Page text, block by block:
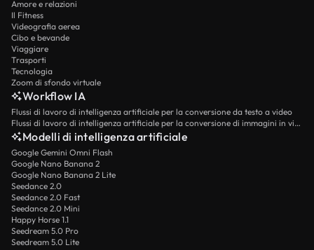
Amore e relazioni
Il Fitness
Videografia aerea
Cibo e bevande
Viaggiare
Trasporti
Tecnologia
Zoom di sfondo virtuale
Workflow IA
Flussi di lavoro di intelligenza artificiale per la conversione da testo a video
Flussi di lavoro di intelligenza artificiale per la conversione di immagini in video
Modelli di intelligenza artificiale
Google Gemini Omni Flash
Google Nano Banana 2
Google Nano Banana 2 Lite
Seedance 2.0
Seedance 2.0 Fast
Seedance 2.0 Mini
Happy Horse 1.1
Seedream 5.0 Pro
Seedream 5.0 Lite